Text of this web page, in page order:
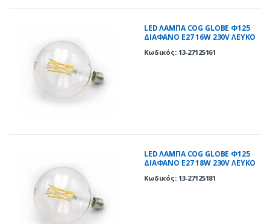
LED ΛΑΜΠΑ COG GLOBE Φ125
ΔΙΑΦΑΝΟ Ε27 16W 230V ΛΕΥΚΟ
Κωδικός: 13-27125161
LED ΛΑΜΠΑ COG GLOBE Φ125
ΔΙΑΦΑΝΟ Ε27 18W 230V ΛΕΥΚΟ
Κωδικός: 13-27125181